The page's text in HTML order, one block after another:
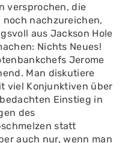
versprochen, die
noch nachzureichen,
aus Jackson Hole
Nichts Neues!
Jerome
Man diskutiere
viel Konjunktiven über
Einstieg in
des
statt
auch nur, wenn man